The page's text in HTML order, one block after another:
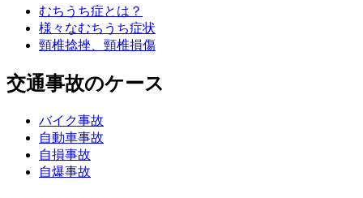
むちうち症とは？
様々なむちうち症状
頸椎捻挫、頸椎損傷
交通事故のケース
バイク事故
自動車事故
自損事故
自爆事故